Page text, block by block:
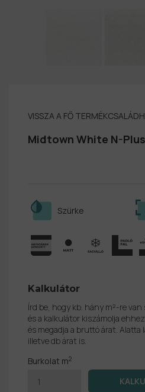
VISSZA A FŐ
Midtown White N-
Szürke
Kalkulátor
Írd be, hogy kb. hány m²-re
és a kalkulátor kiszámolja
és megadja a bruttó árat.
illetve db árat is.
Burkolat m2